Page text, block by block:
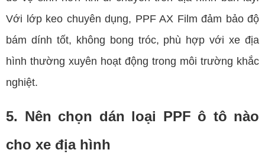
Với lớp keo chuyên dụng, PPF AX Film đảm bảo độ
bám dính tốt, không bong tróc, phù hợp với xe địa
hình thường xuyên hoạt động trong môi trường khắc
nghiệt.
5. Nên chọn dán loại PPF ô tô nào
cho xe địa hình